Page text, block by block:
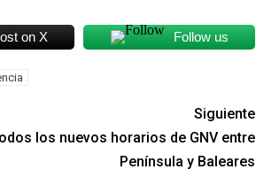
on X Follow us
Siguiente
los nuevos horarios de GNV entre
Península y Baleares